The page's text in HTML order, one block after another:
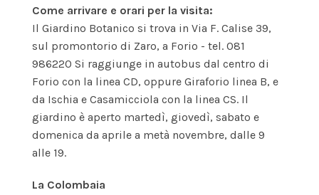
Come arrivare e orari per la visita:
Il Giardino Botanico si trova in Via F. Calise 39,
sul promontorio di Zaro, a Forio - tel. 081
986220 Si raggiunge in autobus dal centro di
Forio con la linea CD, oppure Giraforio linea B, e
da Ischia e Casamicciola con la linea CS. Il
giardino è aperto martedì, giovedì, sabato e
domenica da aprile a metà novembre, dalle 9
alle 19.
La Colombaia